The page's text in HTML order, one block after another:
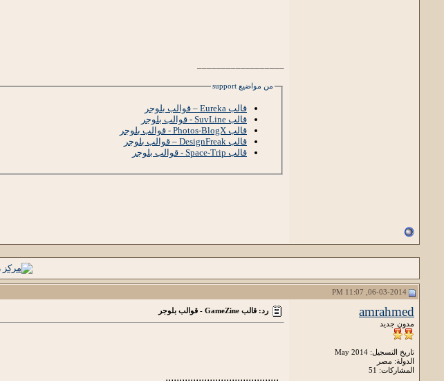
من مواضيع support
قالب Eureka – قوالب بلوجر
قالب SuvLine - قوالب بلوجر
قالب Photos-BlogX - قوالب بلوجر
قالب DesignFreak – قوالب بلوجر
قالب Space-Trip - قوالب بلوجر
amrahmed
مدون جديد
تاريخ التسجيل: May 2014
الدولة: مصر
المشاركات: 51
رد: قالب GameZine - قوالب بلوجر